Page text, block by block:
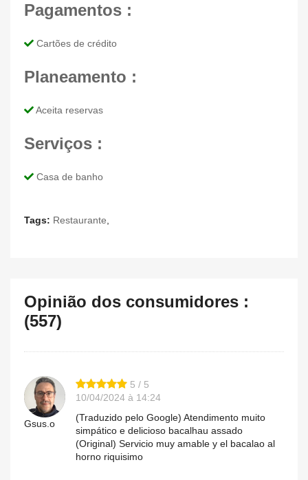
Pagamentos :
Cartões de crédito
Planeamento :
Aceita reservas
Serviços :
Casa de banho
Tags: Restaurante
Opinião dos consumidores :
(557)
Gsus.o
5 / 5
10/04/2024 à 14:24
(Traduzido pelo Google) Atendimento muito
simpático e delicioso bacalhau assado
(Original) Servicio muy amable y el bacalao al
horno riquisimo